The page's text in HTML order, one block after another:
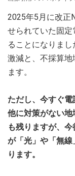
2025年5月に改正
せられていた固
ることになりま
激減と、不採算地
ます。
ただし、今すぐ電
他に対策がない
も残りますが、
が「光」や「無
ります。